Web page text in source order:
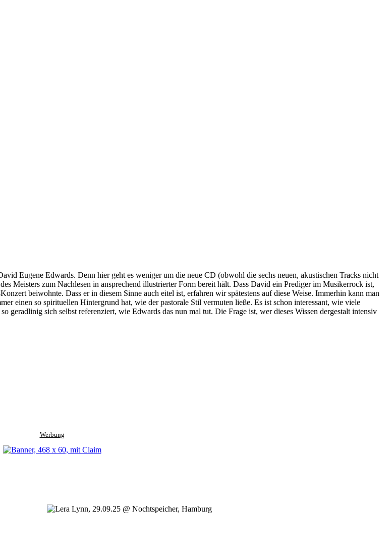
Eugene Edwards. Denn hier geht es weniger um die neue CD (obwohl die sechs neuen, akustischen Tracks nicht
Meisters zum Nachlesen in ansprechend illustrierter Form bereit hält. Dass David ein Prediger im Musikerrock ist,
beiwohnte. Dass er in diesem Sinne auch eitel ist, erfahren wir spätestens auf diese Weise. Immerhin kann man
einen so spirituellen Hintergrund hat, wie der pastorale Stil vermuten ließe. Es ist schon interessant, wie viele
geradlinig sich selbst referenziert, wie Edwards das nun mal tut. Die Frage ist, wer dieses Wissen dergestalt intensiv
Werbung